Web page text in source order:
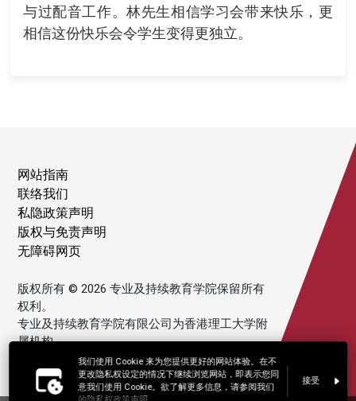
我们使用 Cookie 来为您提供更好的网站体验。在不
更改隐私权设定的情况下继续浏览网站，即表示您同
意我们使用 Cookie。欲了解更多信息，请参阅我们
接受
与过配音工作。林先生相信学习会带来快乐，更
相信这份快乐会令学生变得更独立。
网站指南
联络我们
私隐政策声明
版权与免责声明
无障碍网页
版权所有 © 2026 专业及持续教育学院保留所有
权利。
专业及持续教育学院有限公司为香港理工大学附
属机构。